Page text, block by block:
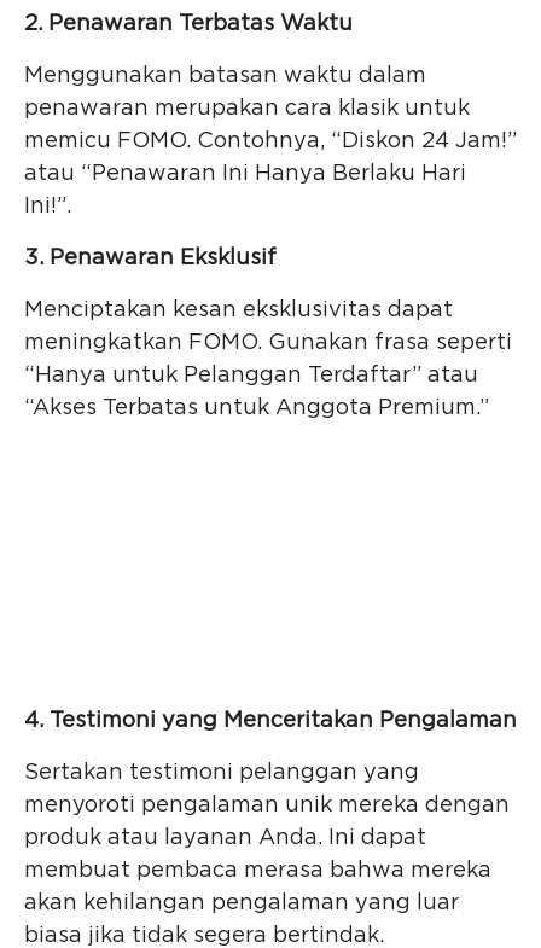
2. Penawaran Terbatas Waktu
Menggunakan batasan waktu dalam
penawaran merupakan cara klasik untuk
memicu FOMO. Contohnya, “Diskon 24 Jam!”
atau “Penawaran Ini Hanya Berlaku Hari
Ini!”.
3. Penawaran Eksklusif
Menciptakan kesan eksklusivitas dapat
meningkatkan FOMO. Gunakan frasa seperti
“Hanya untuk Pelanggan Terdaftar” atau
“Akses Terbatas untuk Anggota Premium.”
4. Testimoni yang Menceritakan Pengalaman
Sertakan testimoni pelanggan yang
menyoroti pengalaman unik mereka dengan
produk atau layanan Anda. Ini dapat
membuat pembaca merasa bahwa mereka
akan kehilangan pengalaman yang luar
biasa jika tidak segera bertindak.